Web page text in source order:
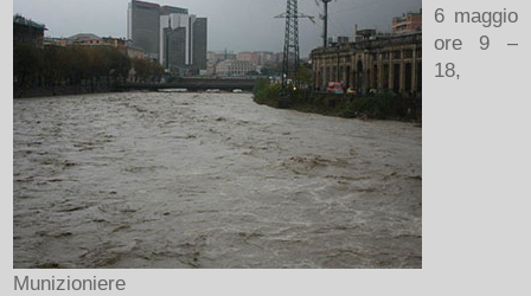
6 maggio
ore 9 –
18,
Munizioniere